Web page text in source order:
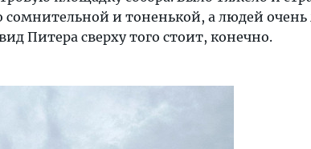
сомнительной и тоненькой, а людей очень
Питера сверху того стоит, конечно.